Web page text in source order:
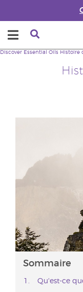
Discover Essential Oils Histoire
Sommaire
Qu'est-ce